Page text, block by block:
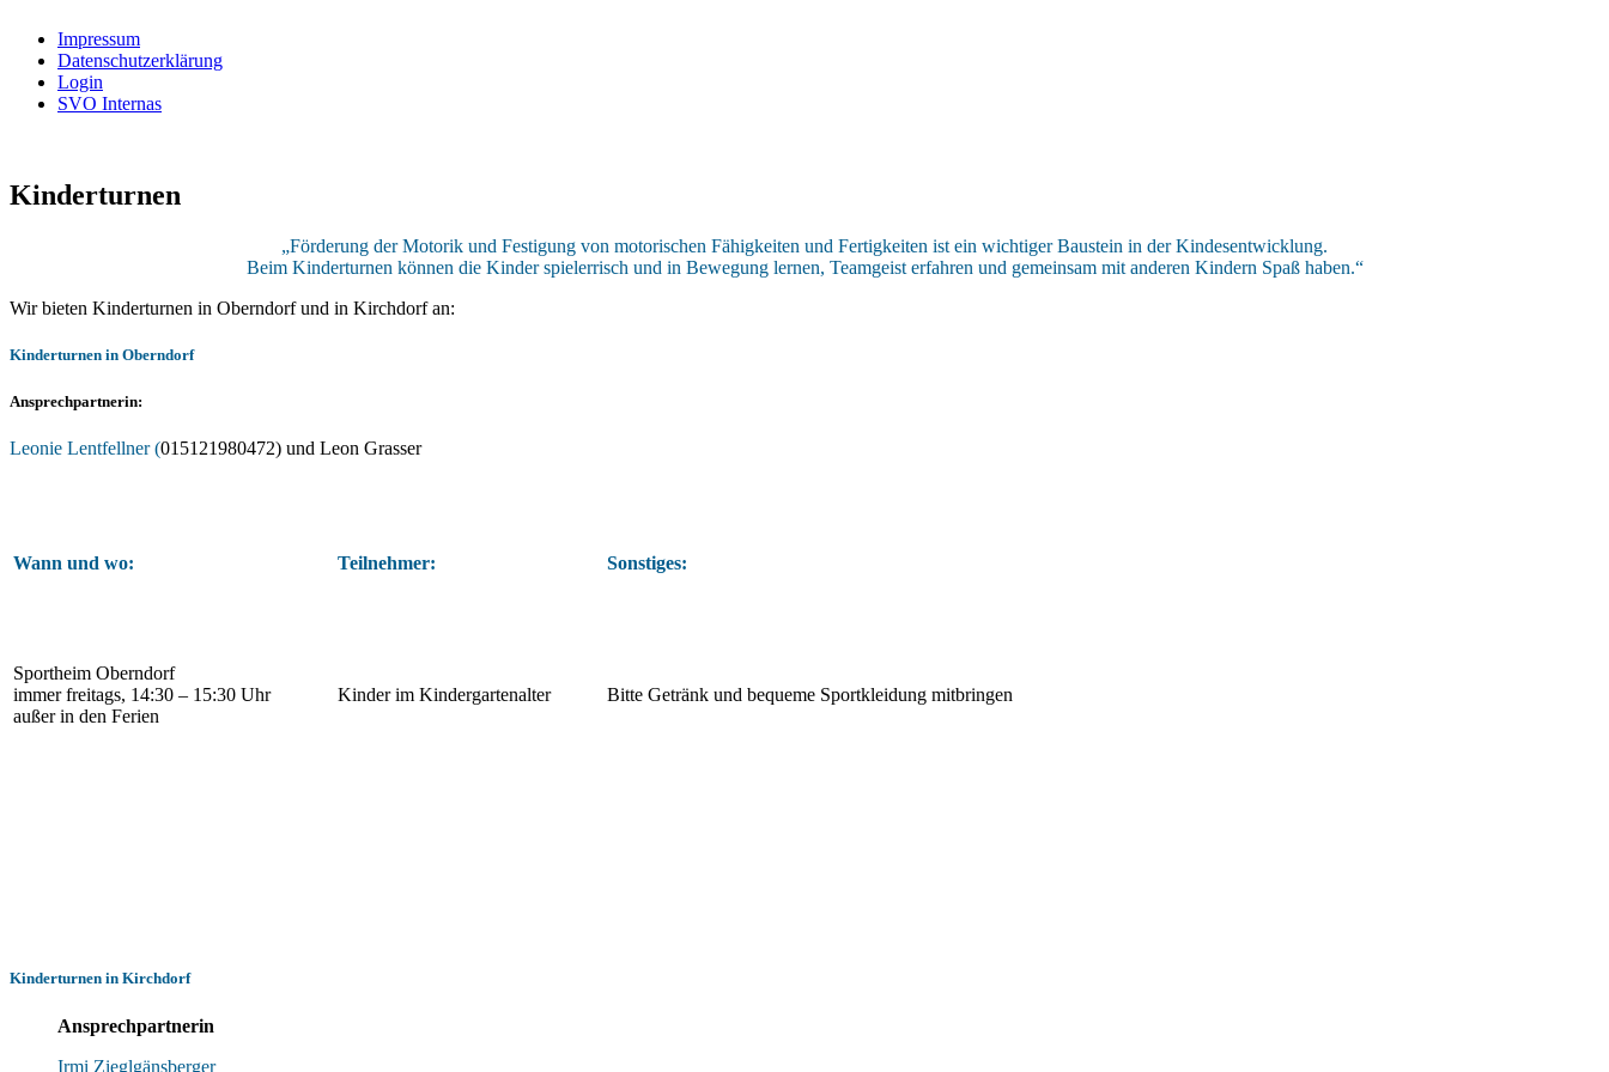
Impressum
Datenschutzerklärung
Login
SVO Internas
Kinderturnen
„Förderung der Motorik und Festigung von motorischen Fähigkeiten und Fertigkeiten ist ein wichtiger Baustein in der Kindesentwicklung.
Beim Kinderturnen können die Kinder spielerrisch und in Bewegung lernen, Teamgeist erfahren und gemeinsam mit anderen Kindern Spaß haben.“
Wir bieten Kinderturnen in Oberndorf und in Kirchdorf an:
Kinderturnen in Oberndorf
Ansprechpartnerin:
Leonie Lentfellner (015121980472) und Leon Grasser
Wann und wo: Teilnehmer: Sonstiges:
Sportheim Oberndorf
immer freitags, 14:30 – 15:30 Uhr
außer in den Ferien
Kinder im Kindergartenalter Bitte Getränk und bequeme Sportkleidung mitbringen
Kinderturnen in Kirchdorf
Ansprechpartnerin
Irmi Zieglgänsberger